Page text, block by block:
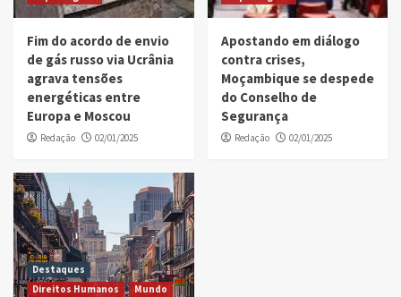
Fim do acordo de envio
de gás russo via Ucrânia
agrava tensões
energéticas entre
Europa e Moscou
Redação 02/01/2025
Apostando em diálogo
contra crises,
Moçambique se despede
do Conselho de
Segurança
Redação 02/01/2025
Destaques
Direitos Humanos
Mundo